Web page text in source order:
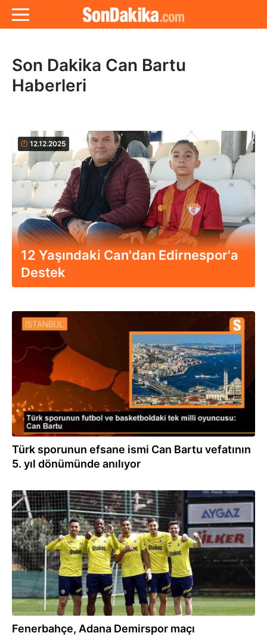
Son Dakika Can Bartu
Haberleri
12.12.2025
12 Yaşındaki Can'dan Edirnespor'a
Destek
11.04.2024
Türk sporunun efsane ismi Can Bartu vefatının
5. yıl dönümünde anılıyor
01.04.2024
Fenerbahçe, Adana Demirspor maçı